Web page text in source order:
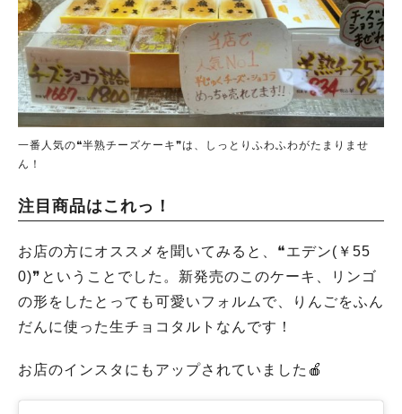
一番人気の❝半熟チーズケーキ❞は、しっとりふわふわがたまりませ
ん！
注目商品はこれっ！
お店の方にオススメを聞いてみると、❝エデン(￥55
0)❞ということでした。新発売のこのケーキ、リンゴ
の形をしたとっても可愛いフォルムで、りんごをふん
だんに使った生チョコタルトなんです！
お店のインスタにもアップされていました🍎